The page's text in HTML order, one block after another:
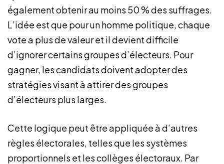
également obtenir au moins 50 % des suffrages.
L’idée est que pour un homme politique, chaque
vote a plus de valeur et il devient difficile
d’ignorer certains groupes d’électeurs. Pour
gagner, les candidats doivent adopter des
stratégies visant à attirer des groupes
d’électeurs plus larges.
Cette logique peut être appliquée à d’autres
règles électorales, telles que les systèmes
proportionnels et les collèges électoraux. Par